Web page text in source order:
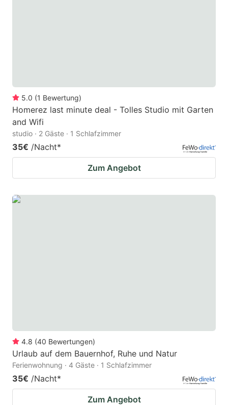
5.0 (1 Bewertung)
Homerez last minute deal - Tolles Studio mit Garten
and Wifi
studio · 2 Gäste · 1 Schlafzimmer
35€ /Nacht*
Zum Angebot
4.8 (40 Bewertungen)
Urlaub auf dem Bauernhof, Ruhe und Natur
Ferienwohnung · 4 Gäste · 1 Schlafzimmer
35€ /Nacht*
Zum Angebot